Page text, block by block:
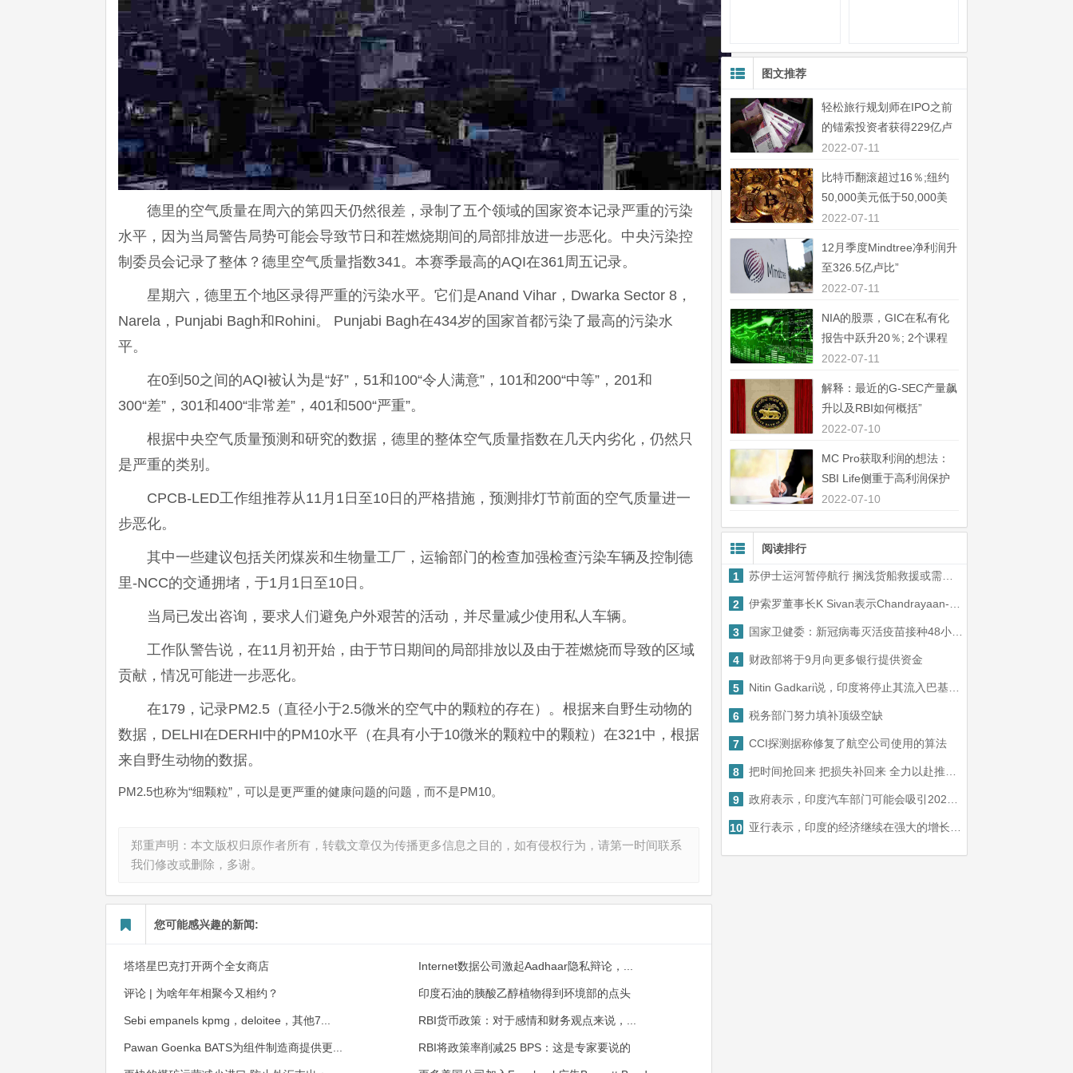
德里的空气质量在周六的第四天仍然很差，录制了五个领域的国家资本记录严重的污染
水平，因为当局警告局势可能会导致节日和茬燃烧期间的局部排放进一步恶化。中央污染控
制委员会记录了整体？德里空气质量指数341。本赛季最高的AQI在361周五记录。
星期六，德里五个地区录得严重的污染水平。它们是Anand Vihar，Dwarka Sector 8，
Narela，Punjabi Bagh和Rohini。 Punjabi Bagh在434岁的国家首都污染了最高的污染水
平。
在0到50之间的AQI被认为是“好”，51和100“令人满意”，101和200“中等”，201和
300“差”，301和400“非常差”，401和500“严重”。
根据中央空气质量预测和研究的数据，德里的整体空气质量指数在几天内劣化，仍然只
是严重的类别。
CPCB-LED工作组推荐从11月1日至10日的严格措施，预测排灯节前面的空气质量进一
步恶化。
其中一些建议包括关闭煤炭和生物量工厂，运输部门的检查加强检查污染车辆及控制德
里-NCC的交通拥堵，于1月1日至10日。
当局已发出咨询，要求人们避免户外艰苦的活动，并尽量减少使用私人车辆。
工作队警告说，在11月初开始，由于节日期间的局部排放以及由于茬燃烧而导致的区域
贡献，情况可能进一步恶化。
在179，记录PM2.5（直径小于2.5微米的空气中的颗粒的存在）。根据来自野生动物的
数据，DELHI在DERHI中的PM10水平（在具有小于10微米的颗粒中的颗粒）在321中，根据
来自野生动物的数据。
PM2.5也称为“细颗粒”，可以是更严重的健康问题的问题，而不是PM10。
郑重声明：本文版权归原作者所有，转载文章仅为传播更多信息之目的，如有侵权行为，请第一时间联系
我们修改或删除，多谢。
您可能感兴趣的新闻:
塔塔星巴克打开两个全女商店 Internet数据公司激起Aadhaar隐私辩论，...
评论 | 为啥年年相聚今又相约？ 印度石油的胰酸乙醇植物得到环境部的点头
Sebi empanels kpmg，deloitee，其他7... RBI货币政策：对于感情和财务观点来说，...
Pawan Goenka BATS为组件制造商提供更... RBI将政策率削减25 BPS：这是专家要说的
图文推荐
轻松旅行规划师在IPO之前
的锚索投资者获得229亿卢
比”
2022-07-11
比特币翻滚超过16％;纽约
50,000美元低于50,000美
元”
2022-07-11
12月季度Mindtree净利润升
至326.5亿卢比”
2022-07-11
NIA的股票，GIC在私有化
报告中跃升20％; 2个课程
中44％”
2022-07-11
解释：最近的G-SEC产量飙
升以及RBI如何概括”
2022-07-10
MC Pro获取利润的想法：
SBI Life侧重于高利润保护
业务”
2022-07-10
阅读排行
1 苏伊士运河暂停航行 搁浅货船救援或需几周
2 伊索罗董事长K Sivan表示Chandrayaan-2近100％的成功
3 国家卫健委：新冠病毒灭活疫苗接种48小时后可献血
4 财政部将于9月向更多银行提供资金
5 Nitin Gadkari说，印度将停止其流入巴基斯坦的水流入巴基斯坦
6 税务部门努力填补顶级空缺
7 CCI探测据称修复了航空公司使用的算法
8 把时间抢回来 把损失补回来 全力以赴推进恩施州高质量发展
9 政府表示，印度汽车部门可能会吸引2023年的8-10亿美元投资
10 亚行表示，印度的经济继续在强大的增长道路上